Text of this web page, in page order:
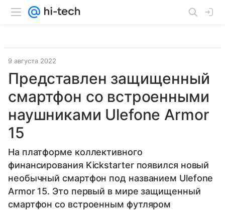
9 августа 2022
Представлен защищенный
смартфон со встроенными
наушниками Ulefone Armor
15
На платформе коллективного
финансирования Kickstarter появился новый
необычный смартфон под названием Ulefone
Armor 15. Это первый в мире защищенный
смартфон со встроенным футляром